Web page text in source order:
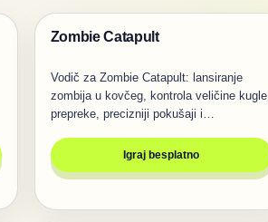
Igre
Zombie Catapult
Vodič za Zombie Catapult: lansiranje
zombija u kovčeg, kontrola veličine kugle,
prepreke, precizniji pokušaji i…
Igraj besplatno